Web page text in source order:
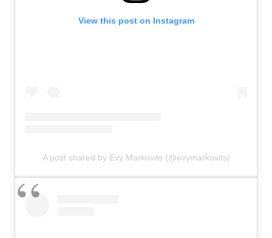
View this post on Instagram
A post shared by Evy Markovits (@evymarkovits)